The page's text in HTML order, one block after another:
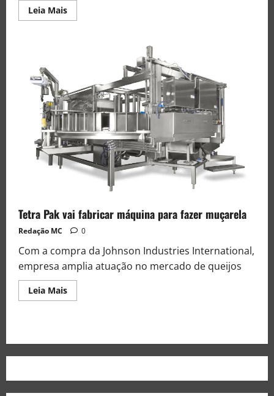
Leia Mais
Tetra Pak vai fabricar máquina para fazer muçarela
Redação MC 0
Com a compra da Johnson Industries International,
empresa amplia atuação no mercado de queijos
Leia Mais